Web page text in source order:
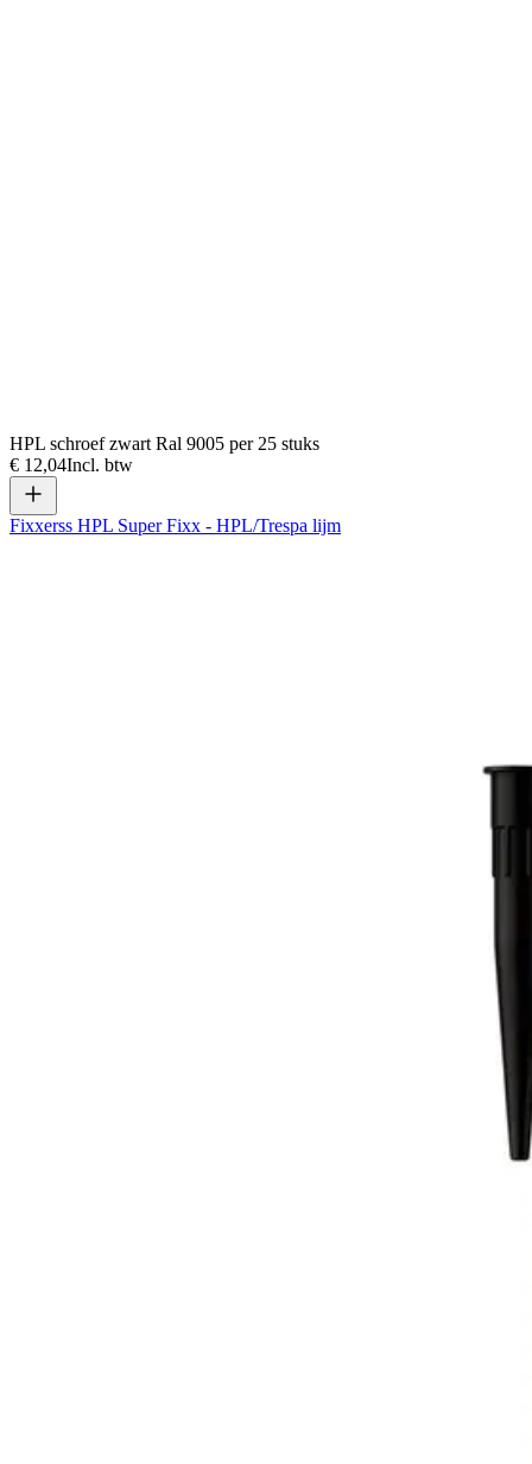
HPL schroef zwart Ral 9005 per 25 stuks
€ 12,04Incl. btw
Fixxerss HPL Super Fixx - HPL/Trespa lijm